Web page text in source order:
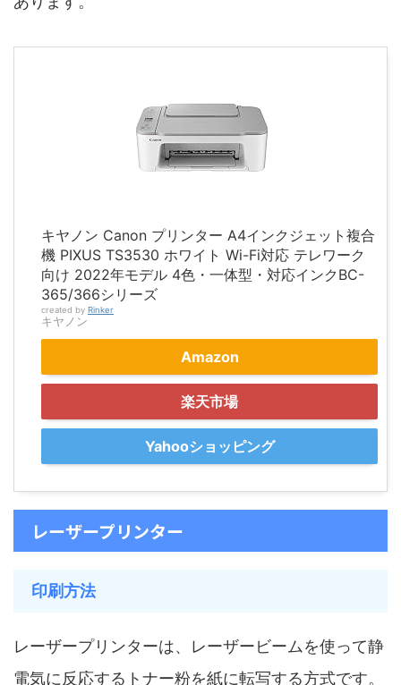
キヤノン Canon プリンター A4インクジェット複合
機 PIXUS TS3530 ホワイト Wi-Fi対応 テレワーク
向け 2022年モデル 4色・一体型・対応インクBC-
365/366シリーズ
created by Rinker
キヤノン
Amazon
楽天市場
Yahooショッピング
レーザープリンター
印刷方法
レーザープリンターは、レーザービームを使って静
電気に反応するトナー粉を紙に転写する方式です。